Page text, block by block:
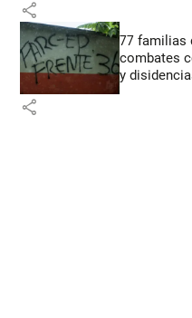
share
77 familias
combates
y
share